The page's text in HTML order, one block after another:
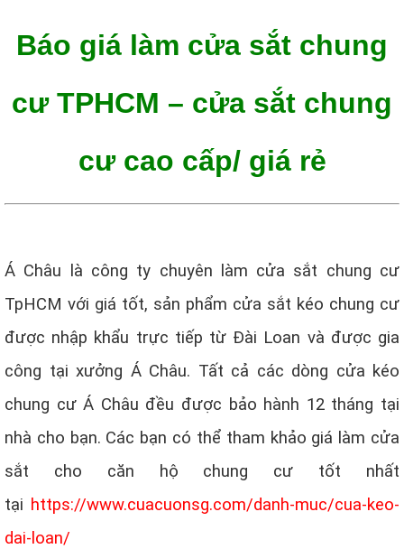
Báo giá làm cửa sắt chung
cư TPHCM – cửa sắt chung
cư cao cấp/ giá rẻ
Á Châu là công ty chuyên làm cửa sắt chung cư
TpHCM với giá tốt, sản phẩm cửa sắt kéo chung cư
được nhập khẩu trực tiếp từ Đài Loan và được gia
công tại xưởng Á Châu. Tất cả các dòng cửa kéo
chung cư Á Châu đều được bảo hành 12 tháng tại
nhà cho bạn. Các bạn có thể tham khảo giá làm cửa
sắt cho căn hộ chung cư tốt nhất
tại https://www.cuacuonsg.com/danh-muc/cua-keo-
dai-loan/